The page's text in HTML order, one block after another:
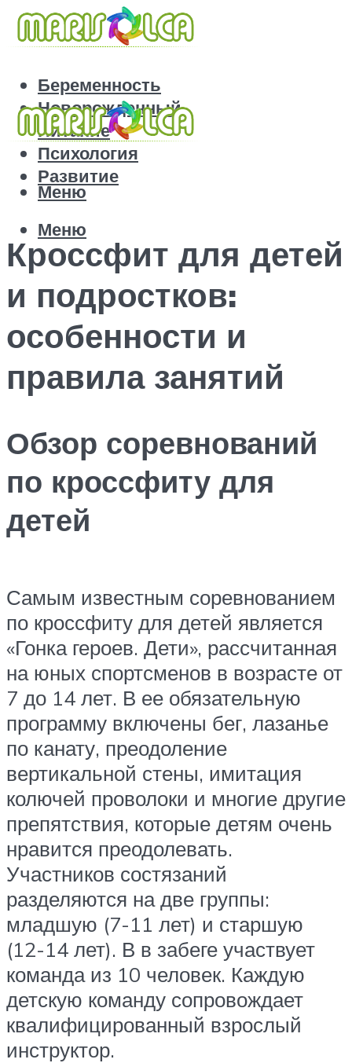
Беременность
Новорожденный
Питание
Психология
Развитие
Меню
Меню
Кроссфит для детей
и подростков:
особенности и
правила занятий
Обзор соревнований
по кроссфиту для
детей
Самым известным соревнованием
по кроссфиту для детей является
«Гонка героев. Дети», рассчитанная
на юных спортсменов в возрасте от
7 до 14 лет. В ее обязательную
программу включены бег, лазанье
по канату, преодоление
вертикальной стены, имитация
колючей проволоки и многие другие
препятствия, которые детям очень
нравится преодолевать.
Участников состязаний
разделяются на две группы:
младшую (7-11 лет) и старшую
(12-14 лет). В в забеге участвует
команда из 10 человек. Каждую
детскую команду сопровождает
квалифицированный взрослый
инструктор.